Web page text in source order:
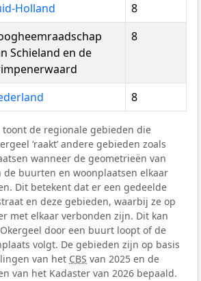
Holland
8
Schieland en de
8
8
toont de regionale gebieden die
‘raakt’ andere gebieden zoals
wanneer de geometrieën van
de buurten en woonplaatsen elkaar
Dit betekent dat er een gedeelde
en deze gebieden, waarbij ze op
met elkaar verbonden zijn. Dit kan
door een buurt loopt of de
volgt. De gebieden zijn op basis
van het CBS van 2025 en de
van het Kadaster van 2026 bepaald.